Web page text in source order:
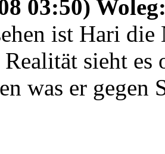
03:50)
ist Hari die
sieht es
was er